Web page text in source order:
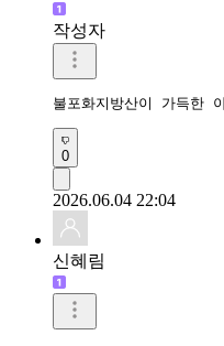
작성자
불포화지방산이 가득한
0
2026.06.04 22:04
신혜림